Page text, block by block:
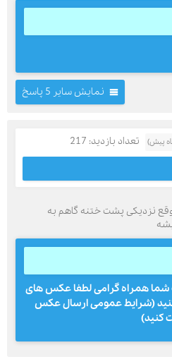
نمایش سایر 5 پاسخ
تعداد بازدید: 217
نزدیکی پشت ختنه گاهم به
همراه گرامی لطفا عکس های
(شرایط عمومی ارسال عکس
کنید)